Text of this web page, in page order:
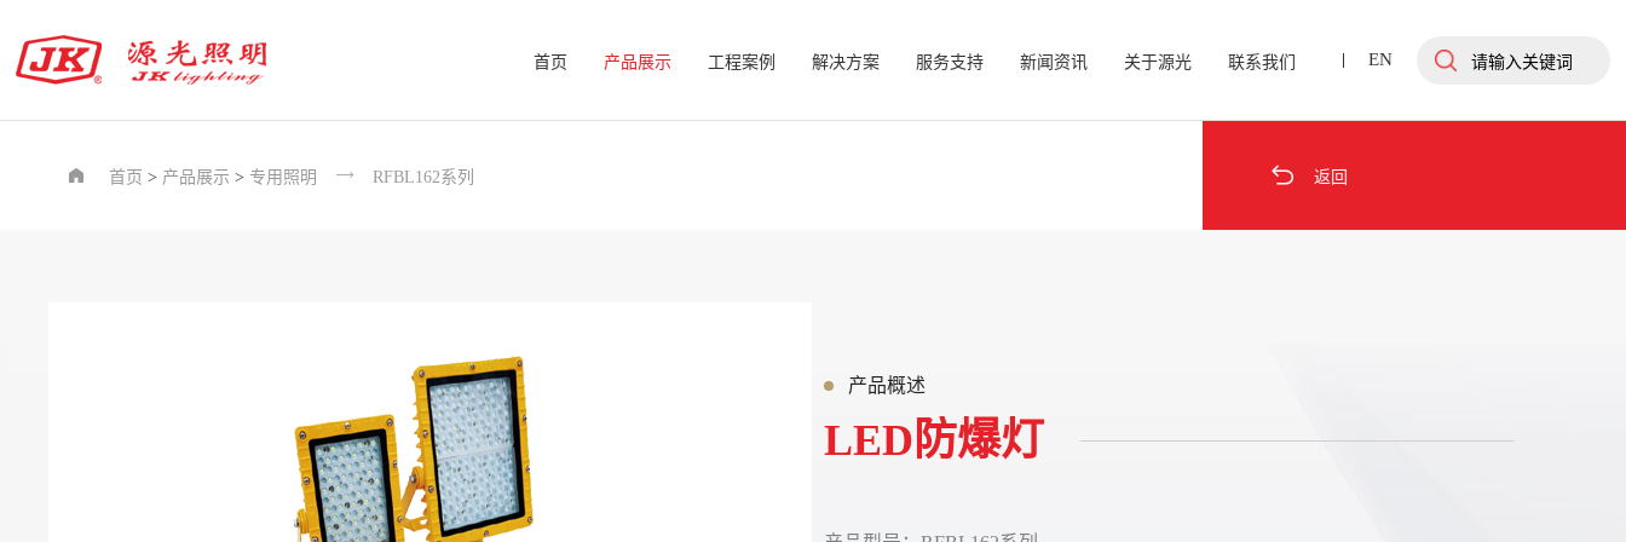
首页 产品展示 工程案例 解决方案 服务支持 新闻资讯 关于源光 联系我们 EN
 首页 > 产品展示 > 专用照明  RFBL162系列  返回
产品概述
LED防爆灯